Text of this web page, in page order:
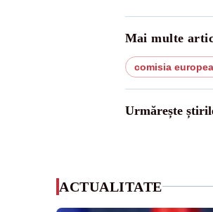
Mai multe
comisia
Urmărește
ACTUALITATE